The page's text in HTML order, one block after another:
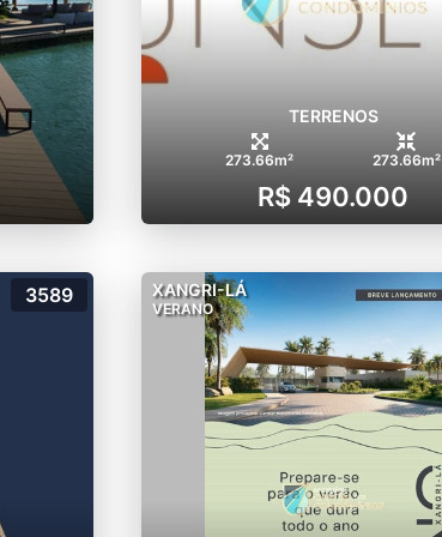
TERRENOS
273.66m² 273.66m²
R$ 490.000
3589 XANGRI-LÁ
VERANO